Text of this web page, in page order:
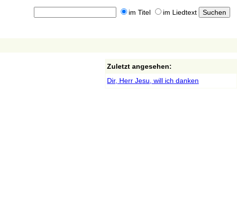
im Titel im Liedtext
Zuletzt angesehen:
Dir, Herr Jesu, will ich danken